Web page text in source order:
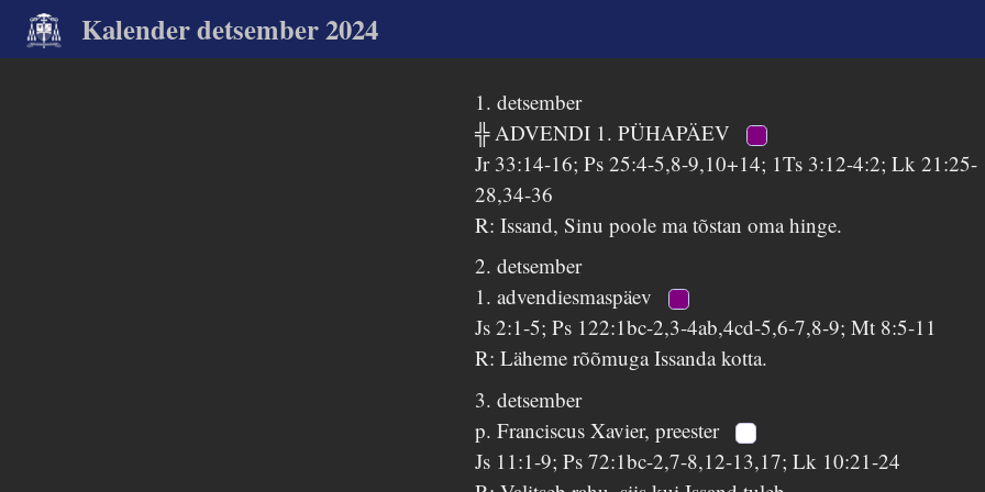
Kalender detsember 2024
1. detsember
╬ ADVENDI 1. PÜHAPÄEV
Jr 33:14-16; Ps 25:4-5,8-9,10+14; 1Ts 3:12-4:2; Lk 21:25-
28,34-36
R: Issand, Sinu poole ma tõstan oma hinge.
2. detsember
1. advendiesmaspäev
Js 2:1-5; Ps 122:1bc-2,3-4ab,4cd-5,6-7,8-9; Mt 8:5-11
R: Läheme rõõmuga Issanda kotta.
3. detsember
p. Franciscus Xavier, preester
Js 11:1-9; Ps 72:1bc-2,7-8,12-13,17; Lk 10:21-24